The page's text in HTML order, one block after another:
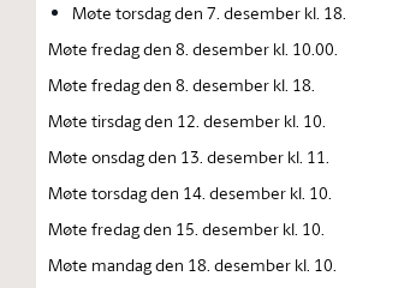
Møte torsdag den 7. desember kl. 18.
Møte fredag den 8. desember kl. 10.00.
Møte fredag den 8. desember kl. 18.
Møte tirsdag den 12. desember kl. 10.
Møte onsdag den 13. desember kl. 11.
Møte torsdag den 14. desember kl. 10.
Møte fredag den 15. desember kl. 10.
Møte mandag den 18. desember kl. 10.